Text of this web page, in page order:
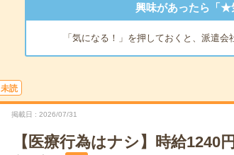
興味があったら「★
「気になる！」を押しておくと、派遣会
未読
掲載日 2026/07/31
【医療行為はナシ】時給1240